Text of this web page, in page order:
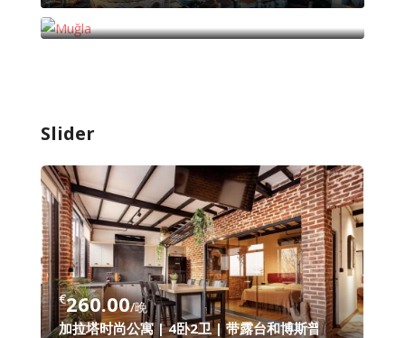
Slider
塔塔楼和 Şişhane 地铁站仅几步之遥
€260.00/晚
加拉塔时尚公寓 | 4卧2卫 | 带露台和博斯普鲁斯海峡景观